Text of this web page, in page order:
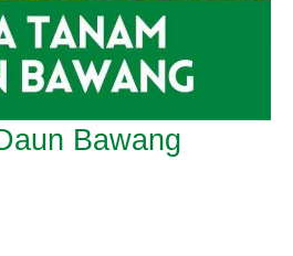
Bawang